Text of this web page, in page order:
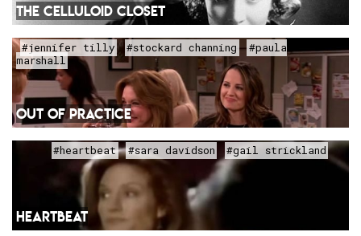
THE CELLULOID CLOSET
#jennifer tilly #stockard channing
#paula
marshall
OUT OF PRACTICE
#heartbeat #sara davidson #gail strickland
HEARTBEAT